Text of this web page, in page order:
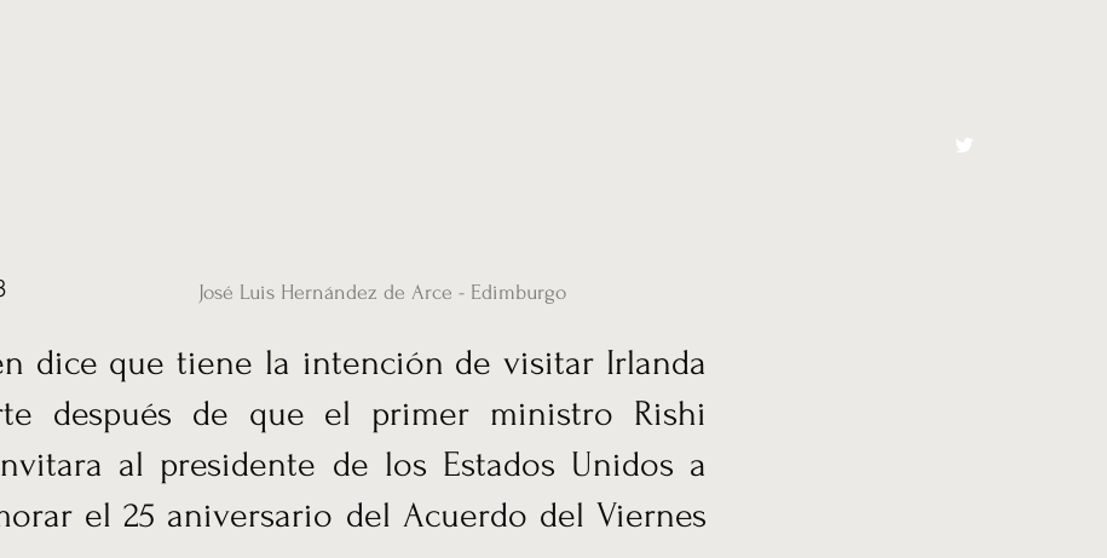
José Luis Hernández de Arce - Edimburgo
dice que tiene la intención de visitar Irlanda
después de que el primer ministro Rishi
al presidente de los Estados Unidos a
el 25 aniversario del Acuerdo del Viernes